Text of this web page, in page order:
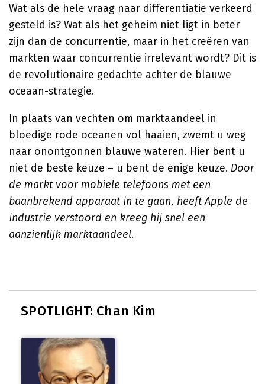
Wat als de hele vraag naar differentiatie verkeerd
gesteld is? Wat als het geheim niet ligt in beter
zijn dan de concurrentie, maar in het creëren van
markten waar concurrentie irrelevant wordt? Dit is
de revolutionaire gedachte achter de blauwe
oceaan-strategie.
In plaats van vechten om marktaandeel in
bloedige rode oceanen vol haaien, zwemt u weg
naar onontgonnen blauwe wateren. Hier bent u
niet de beste keuze – u bent de enige keuze. Door
de markt voor mobiele telefoons met een
baanbrekend apparaat in te gaan, heeft Apple de
industrie verstoord en kreeg hij snel een
aanzienlijk marktaandeel.
SPOTLIGHT: Chan Kim